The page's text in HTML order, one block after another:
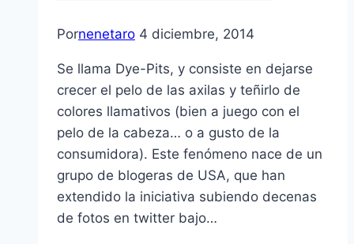
Pornenetaro 4 diciembre, 2014
Se llama Dye-Pits, y consiste en dejarse
crecer el pelo de las axilas y teñirlo de
colores llamativos (bien a juego con el
pelo de la cabeza… o a gusto de la
consumidora). Este fenómeno nace de un
grupo de blogeras de USA, que han
extendido la iniciativa subiendo decenas
de fotos en twitter bajo…